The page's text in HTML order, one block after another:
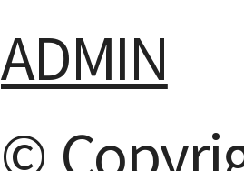
ADMIN
©